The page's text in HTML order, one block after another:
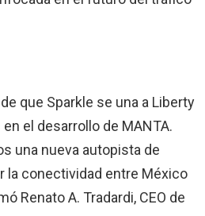
que Sparkle se una a Liberty
el desarrollo de MANTA.
una nueva autopista de
la conectividad entre México
Renato A. Tradardi, CEO de